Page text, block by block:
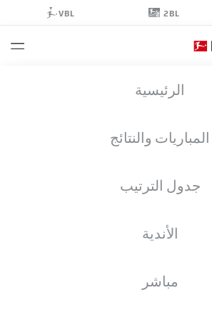
2BL
VBL
الرئيسية
المباريات والنتائج
جدول الترتيب
الأندية
مباشر